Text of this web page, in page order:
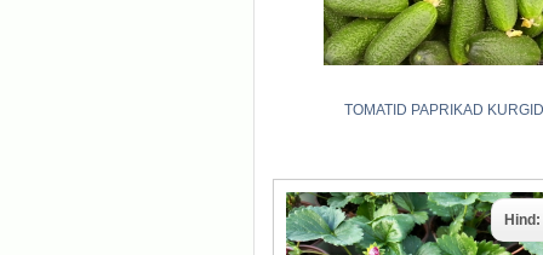
TOMATID PAPRIKAD KURGID
Hind: